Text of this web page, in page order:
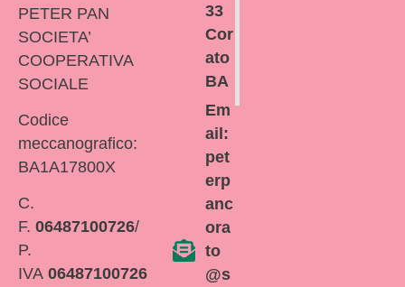
PETER PAN
SOCIETA’
COOPERATIVA
SOCIALE
Codice
meccanografico:
BA1A17800X
C.
F. 06487100726/
P.
IVA 06487100726
33
Cor
ato
BA
Em
ail:
pet
erp
anc
ora
to
@s